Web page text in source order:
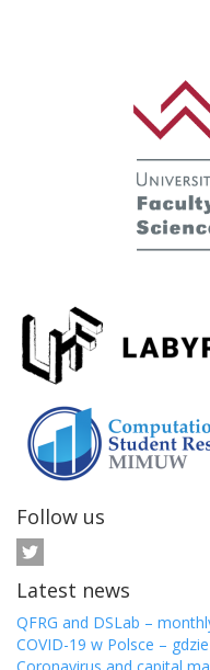
Follow us
Latest news
QFRG and DSLab –
COVID-19 w Polsce –